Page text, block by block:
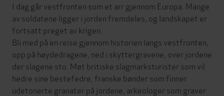
I dag går vestfronten som et arr gjennom Europa. Mange
av soldatene ligger i jorden fremdeles, og landskapet er
fortsatt preget av krigen.
Bli med på en reise gjennom historien langs vestfronten,
opp på høydedragene, ned i skyttergravene, over jordene
der slagene sto. Møt britiske slagmarksturister som vil
hedre sine bestefedre, franske bønder som finner
udetonerte granater på jordene, arkeologer som graver